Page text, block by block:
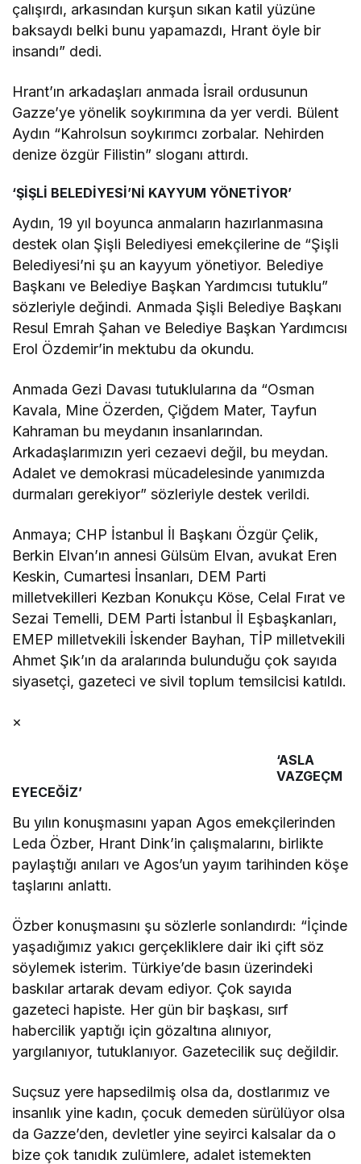
çalışırdı, arkasından kurşun sıkan katil yüzüne
baksaydı belki bunu yapamazdı, Hrant öyle bir
insandı” dedi.
Hrant’ın arkadaşları anmada İsrail ordusunun
Gazze’ye yönelik soykırımına da yer verdi. Bülent
Aydın “Kahrolsun soykırımcı zorbalar. Nehirden
denize özgür Filistin” sloganı attırdı.
‘ŞİŞLİ BELEDİYESİ’Nİ KAYYUM YÖNETİYOR’
Aydın, 19 yıl boyunca anmaların hazırlanmasına
destek olan Şişli Belediyesi emekçilerine de “Şişli
Belediyesi’ni şu an kayyum yönetiyor. Belediye
Başkanı ve Belediye Başkan Yardımcısı tutuklu”
sözleriyle değindi. Anmada Şişli Belediye Başkanı
Resul Emrah Şahan ve Belediye Başkan Yardımcısı
Erol Özdemir’in mektubu da okundu.
Anmada Gezi Davası tutuklularına da “Osman
Kavala, Mine Özerden, Çiğdem Mater, Tayfun
Kahraman bu meydanın insanlarından.
Arkadaşlarımızın yeri cezaevi değil, bu meydan.
Adalet ve demokrasi mücadelesinde yanımızda
durmaları gerekiyor” sözleriyle destek verildi.
Anmaya; CHP İstanbul İl Başkanı Özgür Çelik,
Berkin Elvan’ın annesi Gülsüm Elvan, avukat Eren
Keskin, Cumartesi İnsanları, DEM Parti
milletvekilleri Kezban Konukçu Köse, Celal Fırat ve
Sezai Temelli, DEM Parti İstanbul İl Eşbaşkanları,
EMEP milletvekili İskender Bayhan, TİP milletvekili
Ahmet Şık’ın da aralarında bulunduğu çok sayıda
siyasetçi, gazeteci ve sivil toplum temsilcisi katıldı.
×
‘ASLA
VAZGEÇM
EYECEĞİZ’
Bu yılın konuşmasını yapan Agos emekçilerinden
Leda Özber, Hrant Dink’in çalışmalarını, birlikte
paylaştığı anıları ve Agos’un yayım tarihinden köşe
taşlarını anlattı.
Özber konuşmasını şu sözlerle sonlandırdı: “İçinde
yaşadığımız yakıcı gerçekliklere dair iki çift söz
söylemek isterim. Türkiye’de basın üzerindeki
baskılar artarak devam ediyor. Çok sayıda
gazeteci hapiste. Her gün bir başkası, sırf
habercilik yaptığı için gözaltına alınıyor,
yargılanıyor, tutuklanıyor. Gazetecilik suç değildir.
Suçsuz yere hapsedilmiş olsa da, dostlarımız ve
insanlık yine kadın, çocuk demeden sürülüyor olsa
da Gazze’den, devletler yine seyirci kalsalar da o
bize çok tanıdık zulümlere, adalet istemekten